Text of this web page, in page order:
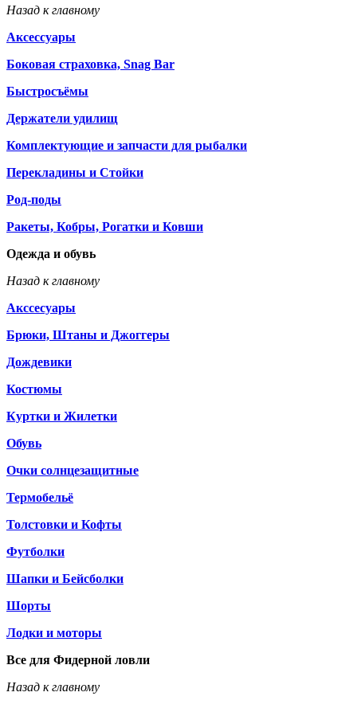
Назад к главному
Аксессуары
Боковая страховка, Snag Bar
Быстросъёмы
Держатели удилищ
Комплектующие и запчасти для рыбалки
Перекладины и Стойки
Род-поды
Ракеты, Кобры, Рогатки и Ковши
Одежда и обувь
Назад к главному
Акссесуары
Брюки, Штаны и Джоггеры
Дождевики
Костюмы
Куртки и Жилетки
Обувь
Очки солнцезащитные
Термобельё
Толстовки и Кофты
Футболки
Шапки и Бейсболки
Шорты
Лодки и моторы
Все для Фидерной ловли
Назад к главному